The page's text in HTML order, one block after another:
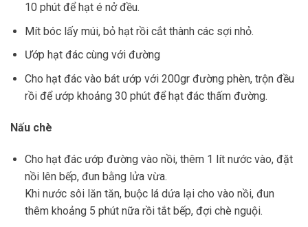
10 phút để hạt é nở đều.
Mít bóc lấy múi, bỏ hạt rồi cắt thành các sợi nhỏ.
Ướp hạt đác cùng với đường
Cho hạt đác vào bát ướp với 200gr đường phèn, trộn đều
rồi để ướp khoảng 30 phút để hạt đác thấm đường.
Nấu chè
Cho hạt đác ướp đường vào nồi, thêm 1 lít nước vào, đặt
nồi lên bếp, đun bằng lửa vừa.
Khi nước sôi lăn tăn, buộc lá dứa lại cho vào nồi, đun
thêm khoảng 5 phút nữa rồi tắt bếp, đợi chè nguội.